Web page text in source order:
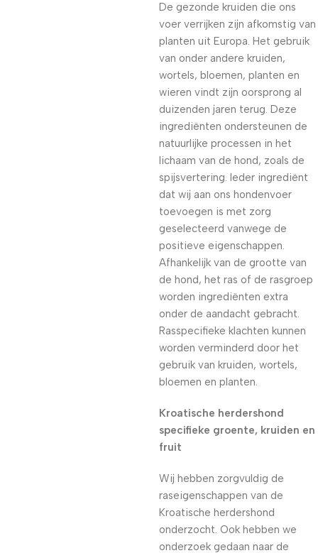
De gezonde kruiden die ons
voer verrijken zijn afkomstig van
planten uit Europa. Het gebruik
van onder andere kruiden,
wortels, bloemen, planten en
wieren vindt zijn oorsprong al
duizenden jaren terug. Deze
ingrediënten ondersteunen de
natuurlijke processen in het
lichaam van de hond, zoals de
spijsvertering. Ieder ingrediënt
dat wij aan ons hondenvoer
toevoegen is met zorg
geselecteerd vanwege de
positieve eigenschappen.
Afhankelijk van de grootte van
de hond, het ras of de rasgroep
worden ingrediënten extra
onder de aandacht gebracht.
Rasspecifieke klachten kunnen
worden verminderd door het
gebruik van kruiden, wortels,
bloemen en planten.
Kroatische herdershond
specifieke groente, kruiden en
fruit
Wij hebben zorgvuldig de
raseigenschappen van de
Kroatische herdershond
onderzocht. Ook hebben we
onderzoek gedaan naar de